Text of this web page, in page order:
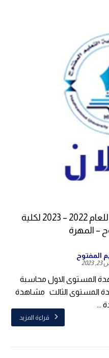
نتائج امتحانات الفصل الأول للعام 2022 – 2023 لكلية
– المهرة
المفتوح
المستوى الاول محاسبة
المستوى الثالث مشاهدة
...
قراءة المزيد